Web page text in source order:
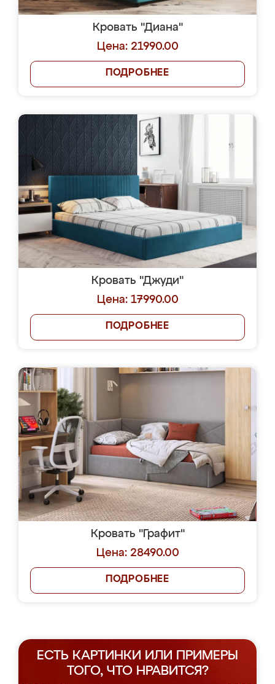
Кровать "Диана"
Цена: 21990.00
ПОДРОБНЕЕ
Кровать "Джуди"
Цена: 17990.00
ПОДРОБНЕЕ
Кровать "Графит"
Цена: 28490.00
ПОДРОБНЕЕ
ЕСТЬ КАРТИНКИ ИЛИ ПРИМЕРЫ
ТОГО, ЧТО НРАВИТСЯ?